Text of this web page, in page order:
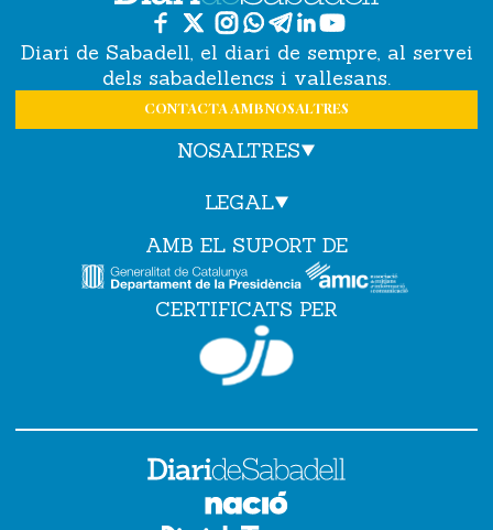
Diari de Sabadell, el diari de sempre, al servei
dels sabadellencs i vallesans.
CONTACTA AMB NOSALTRES
NOSALTRES
LEGAL
AMB EL SUPORT DE
CERTIFICATS PER